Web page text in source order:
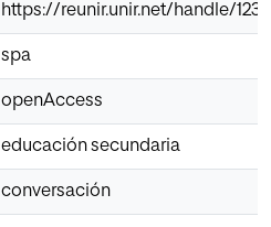
https://reunir.unir.net/handle/
spa
openAccess
educación secundaria
conversación